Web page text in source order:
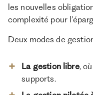
les nouvelles
complexité pour
Deux modes de
La gestion libre,
supports.